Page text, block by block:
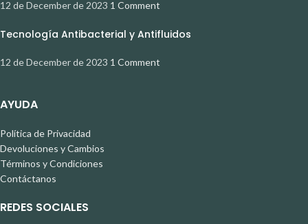
12 de December de 2023 1 Comment
Tecnología Antibacterial y Antifluidos
12 de December de 2023 1 Comment
AYUDA
Política de Privacidad
Devoluciones y Cambios
Términos y Condiciones
Contáctanos
REDES SOCIALES